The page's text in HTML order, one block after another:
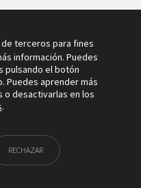
terceros para fines
información. Puedes
pulsando el botón
Puedes aprender más
desactivarlas en los
.
RECHAZAR